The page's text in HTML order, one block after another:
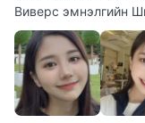
Виверс эмнэлгийн
болон х...